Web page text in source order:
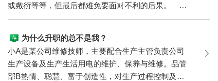
或敷衍等等，但最后都难免要面对不利的后果。
做好自己...
为什么升职的总不是我？
小A是某公司维修技师，主要配合生产主管负责公司
生产设备及生产生活用电的维护、保养与维修。品管
部B热情、聪慧、富于创造性，对生产过程控制及各